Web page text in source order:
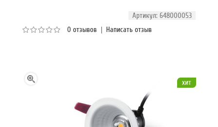
Артикул: 648000053
0 отзывов | Написать отзыв
хит